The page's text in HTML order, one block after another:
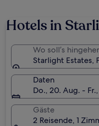
Hotels in
Wo soll’s
Starlight Estates,
Daten
Do., 20. Aug. -
Gäste
2 Reisende, 1